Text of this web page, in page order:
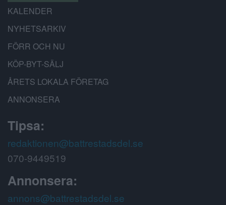
KALENDER
NYHETSARKIV
FÖRR OCH NU
KÖP-BYT-SÄLJ
ÅRETS LOKALA FÖRETAG
ANNONSERA
Tipsa:
redaktionen@battrestadsdel.se
070-9449519
Annonsera:
annons@battrestadsdel.se